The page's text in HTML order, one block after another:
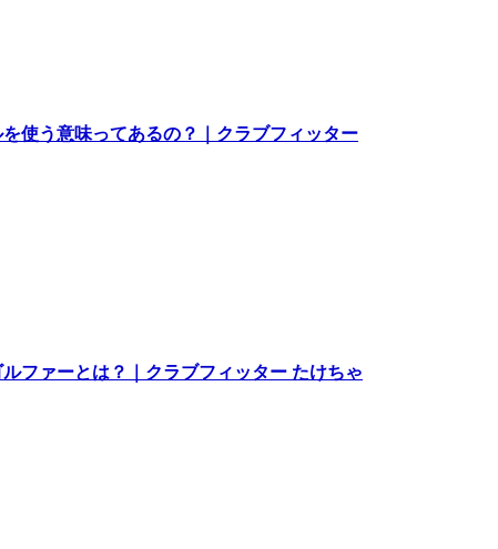
使う意味ってあるの？｜クラブフィッター
ファーとは？｜クラブフィッター たけちゃ